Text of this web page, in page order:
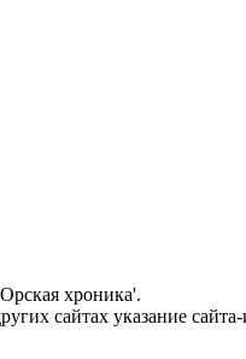
хроника'.
сайтах указание